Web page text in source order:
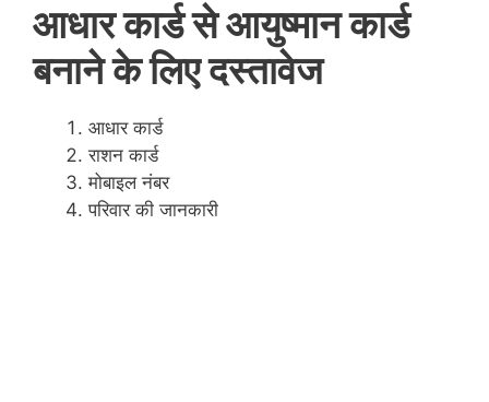
आधार कार्ड से आयुष्मान कार्ड
बनाने के लिए दस्तावेज
आधार कार्ड
राशन कार्ड
मोबाइल नंबर
परिवार की जानकारी